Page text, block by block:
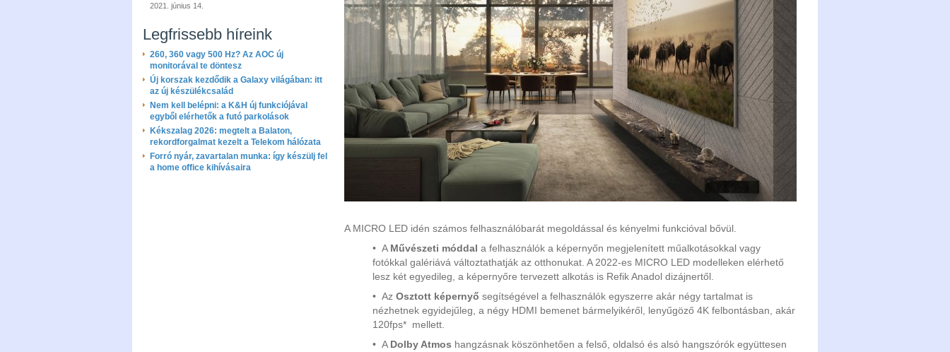
2021. június 14.
Legfrissebb híreink
260, 360 vagy 500 Hz? Az AOC új
monitorával te döntesz
Új korszak kezdődik a Galaxy világában: itt
az új készülékcsalád
Nem kell belépni: a K&H új funkciójával
egyből elérhetők a futó parkolások
Kékszalag 2026: megtelt a Balaton,
rekordforgalmat kezelt a Telekom hálózata
Forró nyár, zavartalan munka: így készülj fel
a home office kihívásaira
A MICRO LED idén számos felhasználóbarát megoldással és kényelmi funkcióval bővül.
• A Művészeti móddal a felhasználók a képernyőn megjelenített műalkotásokkal vagy
fotókkal galériává változtathatják az otthonukat. A 2022-es MICRO LED modelleken elérhető
lesz két egyedileg, a képernyőre tervezett alkotás is Refik Anadol dizájnertől.
• Az Osztott képernyő segítségével a felhasználók egyszerre akár négy tartalmat is
nézhetnek egyidejűleg, a négy HDMI bemenet bármelyikéről, lenyűgöző 4K felbontásban, akár
120fps* mellett.
• A Dolby Atmos hangzásnak köszönhetően a felső, oldalsó és alsó hangszórók együttesen